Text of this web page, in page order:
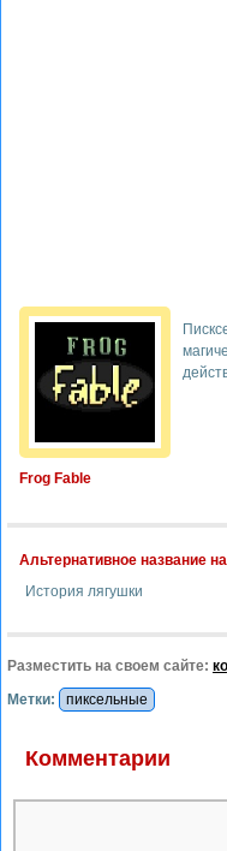
Frog Fable
Альтернативное название
История лягушки
Разместить на своем сайте:
Метки:
пиксельные
Комментарии